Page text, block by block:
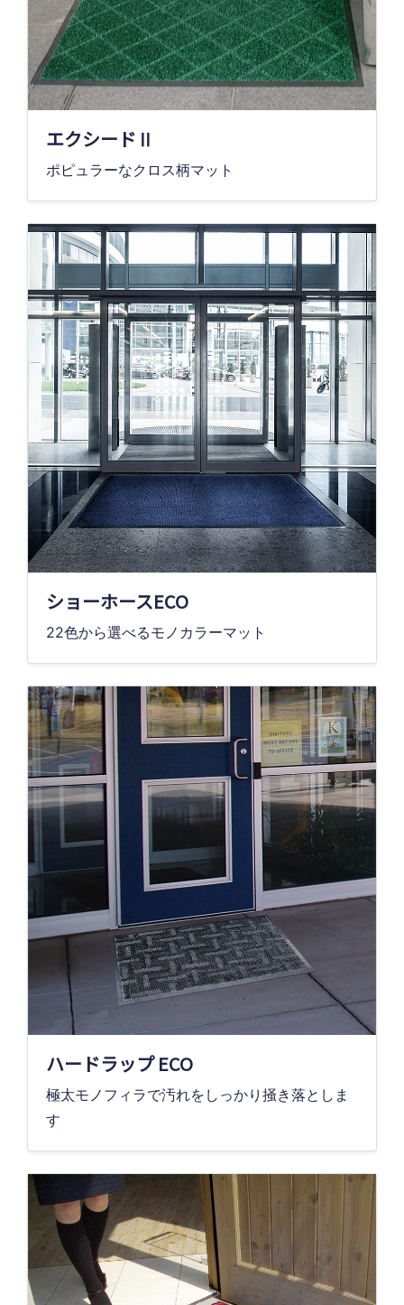
エクシードⅡ
ポピュラーなクロス柄マット
ショーホースECO
22色から選べるモノカラーマット
ハードラップ ECO
極太モノフィラで汚れをしっかり掻き落としま
す